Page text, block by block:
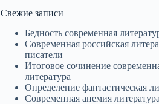
Свежие записи
Бедность современная
Современная российская
писатели
Итоговое сочинение
литература
Определение фантастическая
Современная анемия литература